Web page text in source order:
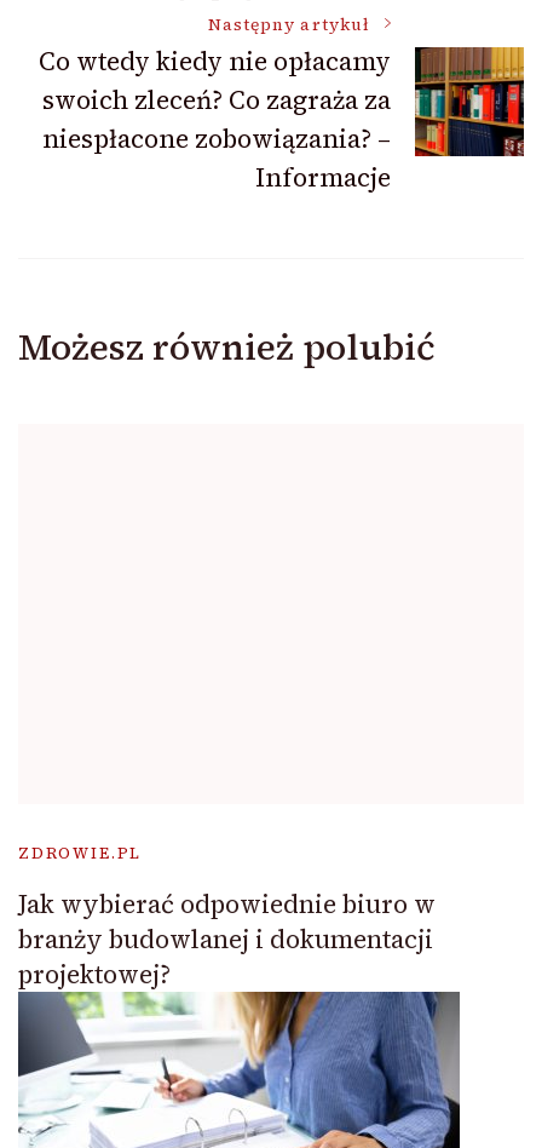
Następny artykuł
Co wtedy kiedy nie opłacamy
swoich zleceń? Co zagraża za
niespłacone zobowiązania? –
Informacje
Możesz również polubić
ZDROWIE.PL
Jak wybierać odpowiednie biuro w
branży budowlanej i dokumentacji
projektowej?